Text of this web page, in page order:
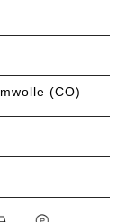
(CO)